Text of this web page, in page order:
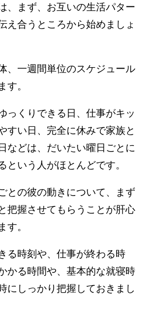
、まず、お互いの生活パター
え合うところから始めましょ
、一週間単位のスケジュール
す。
っくりできる日、仕事がキッ
すい日、完全に休みで家族と
などは、だいたい曜日ごとに
という人がほとんどです。
との彼の動きについて、まず
把握させてもらうことが肝心
す。
る時刻や、仕事が終わる時
かる時間や、基本的な就寝時
にしっかり把握しておきまし